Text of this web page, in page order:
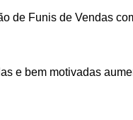
de Funis de Vendas
e bem motivadas